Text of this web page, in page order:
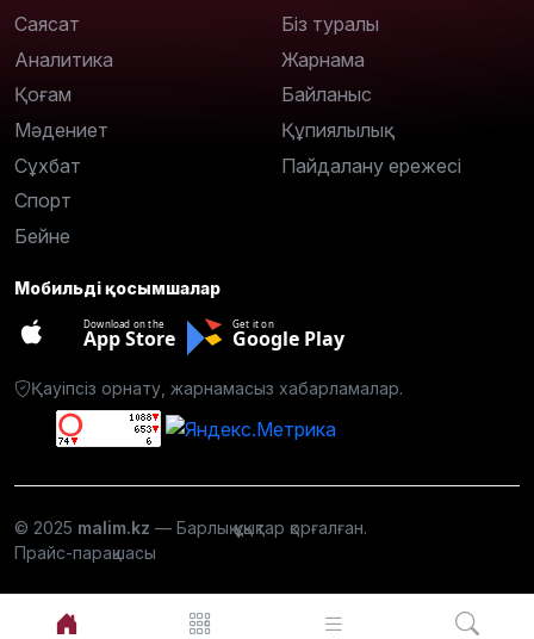
Саясат
Аналитика
Қоғам
Мәдениет
Сұхбат
Спорт
Бейне
Біз туралы
Жарнама
Байланыс
Құпиялылық
Пайдалану ережесі
Мобильді қосымшалар
Download on the
App Store
Get it on
Google Play
Қауіпсіз орнату, жарнамасыз хабарламалар.
© 2025 malim.kz — Барлық құқықтар қорғалған.
Прайс-парақшасы